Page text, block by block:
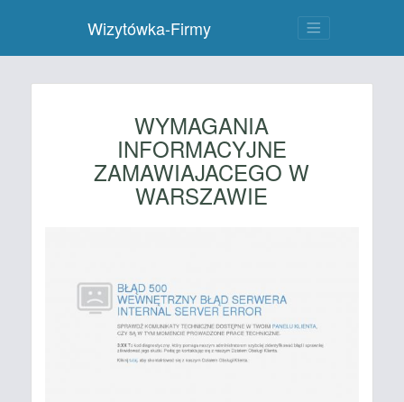
Wizytówka-Firmy
WYMAGANIA
INFORMACYJNE
ZAMAWIAJACEGO W
WARSZAWIE